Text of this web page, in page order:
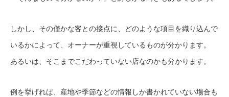
しかし、その僅かな客との接点に、どのような項目を織り込んで
いるかによって、オーナーが重視しているものが分かります。
あるいは、そこまでこだわっていない店なのかも分かります。
例を挙げれば、産地や季節などの情報しか書かれていない場合も